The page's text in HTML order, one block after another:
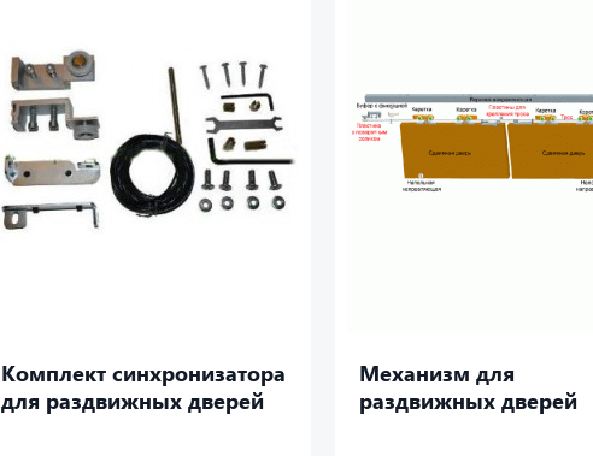
Комплект синхронизатора
для раздвижных дверей
Механизм для
раздвижных дверей